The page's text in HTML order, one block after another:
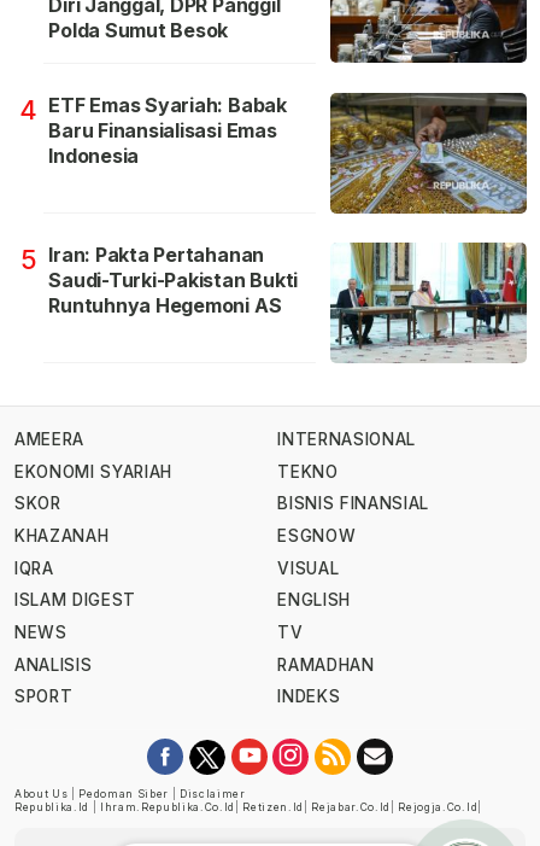
Diri Janggal, DPR Panggil
Polda Sumut Besok
4 ETF Emas Syariah: Babak
Baru Finansialisasi Emas
Indonesia
5 Iran: Pakta Pertahanan
Saudi-Turki-Pakistan Bukti
Runtuhnya Hegemoni AS
AMEERA
EKONOMI SYARIAH
SKOR
KHAZANAH
IQRA
ISLAM DIGEST
NEWS
ANALISIS
SPORT
INTERNASIONAL
TEKNO
BISNIS FINANSIAL
ESGNOW
VISUAL
ENGLISH
TV
RAMADHAN
INDEKS
About Us Pedoman Siber
Disclaimer
Republika.id
Ihram.republika.co.id Retizen.id Rejabar.co.id Rejogja.co.id